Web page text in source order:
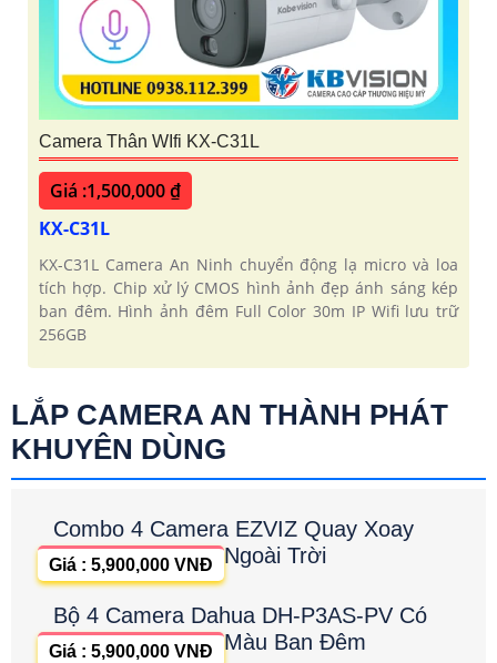
Camera Thân WIfi KX-C31L
Giá :1,500,000 ₫
KX-C31L
KX-C31L Camera An Ninh chuyển động lạ micro và loa
tích hợp. Chip xử lý CMOS hình ảnh đẹp ánh sáng kép
ban đêm. Hình ảnh đêm Full Color 30m IP Wifi lưu trữ
256GB
LẮP CAMERA AN THÀNH PHÁT
KHUYÊN DÙNG
Combo 4 Camera EZVIZ Quay Xoay
Ngoài Trời
Giá : 5,900,000 VNĐ
Bộ 4 Camera Dahua DH-P3AS-PV Có
Màu Ban Đêm
Giá : 5,900,000 VNĐ